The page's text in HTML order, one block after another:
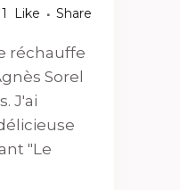
1 Like Share
réchauffe
Sorel
J'ai
"Le